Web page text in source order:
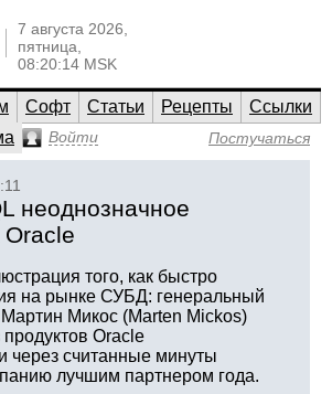
7 августа 2026,
пятница,
08:20:14 MSK
Софт Статьи Рецепты
Ссылки
Войти Постучаться
неоднозначное
того, как быстро
на рынке СУБД: генеральный
Микос (Marten Mickos)
Oracle
через считанные минуты
лучшим партнером года.